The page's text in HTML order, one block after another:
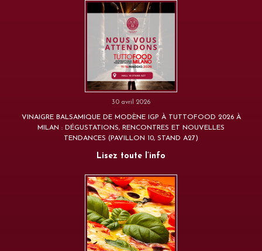
30 avril 2026
VINAIGRE BALSAMIQUE DE MODÈNE IGP À TUTTOFOOD 2026 À
MILAN : DÉGUSTATIONS, RENCONTRES ET NOUVELLES
TENDANCES (PAVILLON 10, STAND A27)
Lisez toute l’info